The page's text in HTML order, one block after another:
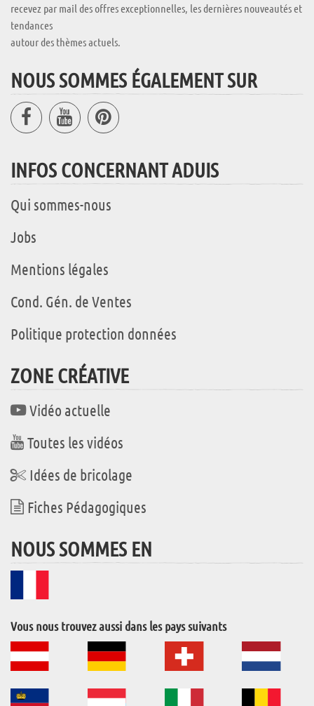
recevez par mail des offres exceptionnelles, les dernières nouveautés et
tendances
autour des thèmes actuels.
NOUS SOMMES ÉGALEMENT SUR
INFOS CONCERNANT ADUIS
Qui sommes-nous
Jobs
Mentions légales
Cond. Gén. de Ventes
Politique protection données
ZONE CRÉATIVE
Vidéo actuelle
Toutes les vidéos
Idées de bricolage
Fiches Pédagogiques
NOUS SOMMES EN
Vous nous trouvez aussi dans les pays suivants